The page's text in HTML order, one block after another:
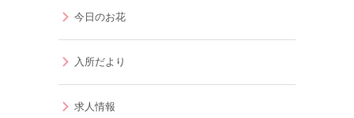
今日のお花
入所だより
求人情報